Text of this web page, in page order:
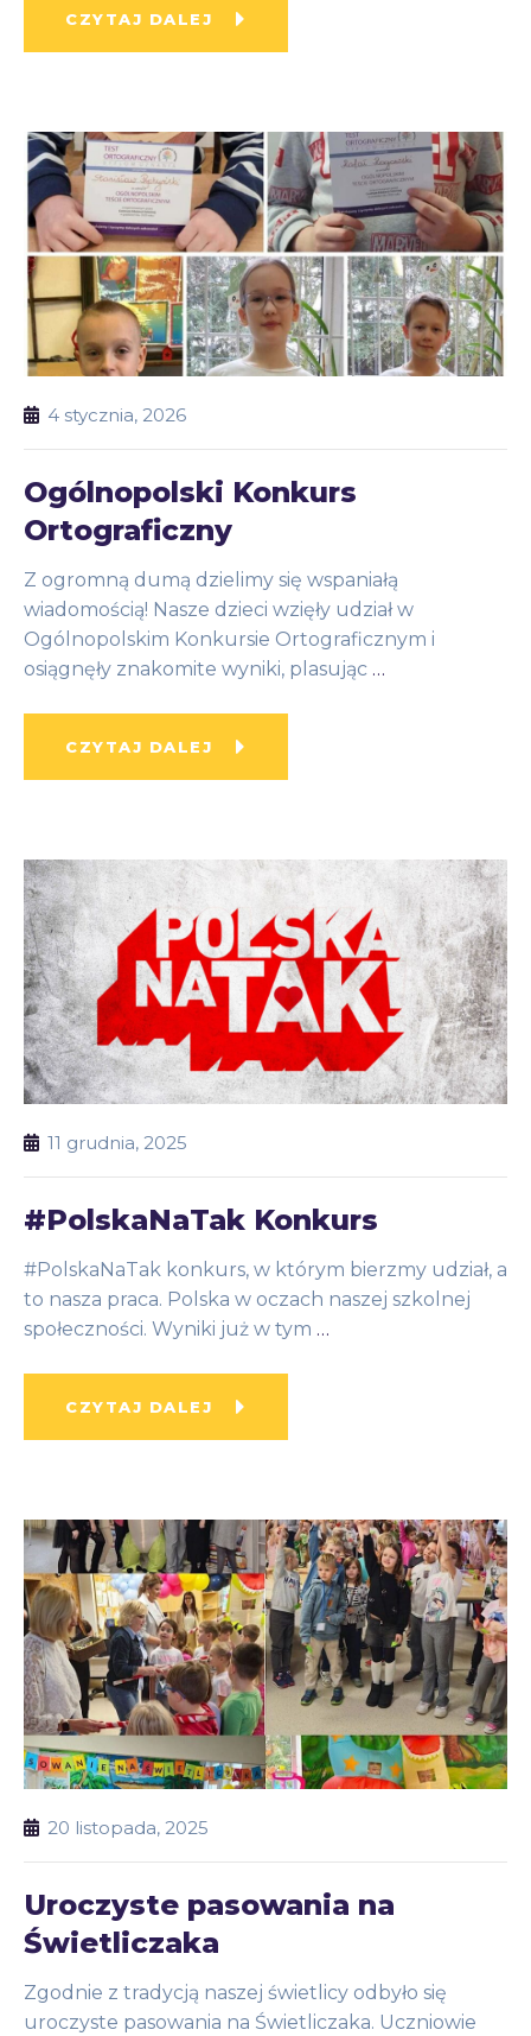
CZYTAJ DALEJ
4 stycznia, 2026
Ogólnopolski Konkurs
Ortograficzny
Z ogromną dumą dzielimy się wspaniałą
wiadomością! Nasze dzieci wzięły udział w
Ogólnopolskim Konkursie Ortograficznym i
osiągnęły znakomite wyniki, plasując …
CZYTAJ DALEJ
11 grudnia, 2025
#PolskaNaTak Konkurs
#PolskaNaTak konkurs, w którym bierzmy udział, a
to nasza praca. Polska w oczach naszej szkolnej
społeczności. Wyniki już w tym …
CZYTAJ DALEJ
20 listopada, 2025
Uroczyste pasowania na
Świetliczaka
Zgodnie z tradycją naszej świetlicy odbyło się
uroczyste pasowania na Świetliczaka. Uczniowie